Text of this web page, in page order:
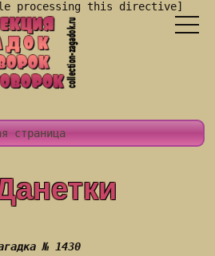
processing this directive]
страница
№ 1430